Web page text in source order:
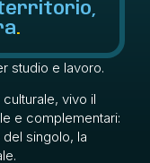
.
studio e lavoro.
vivo il
e complementari:
singolo, la